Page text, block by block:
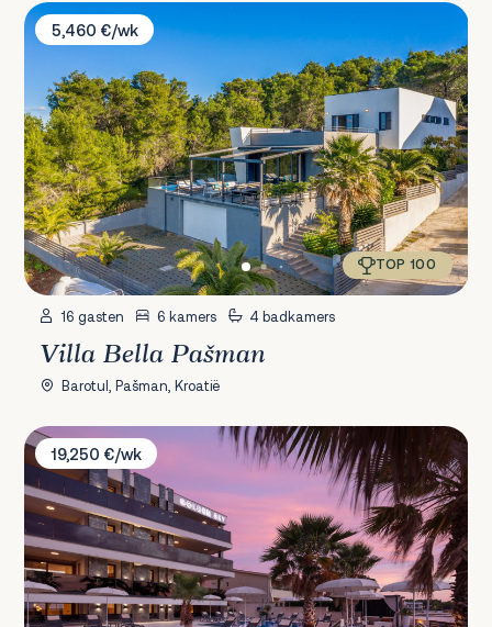
Villa Bella Pašman
5,460 €/wk
TOP 100
16 gasten 6 kamers 4 badkamers
Villa Bella Pašman
Barotul, Pašman, Kroatië
Villa Malibu Imperial
19,250 €/wk